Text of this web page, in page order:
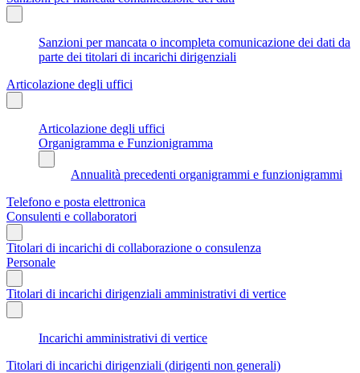
Sanzioni per mancata o incompleta comunicazione dei dati da
parte dei titolari di incarichi dirigenziali
Articolazione degli uffici
Articolazione degli uffici
Organigramma e Funzionigramma
Annualità precedenti organigrammi e funzionigrammi
Telefono e posta elettronica
Consulenti e collaboratori
Titolari di incarichi di collaborazione o consulenza
Personale
Titolari di incarichi dirigenziali amministrativi di vertice
Incarichi amministrativi di vertice
Titolari di incarichi dirigenziali (dirigenti non generali)